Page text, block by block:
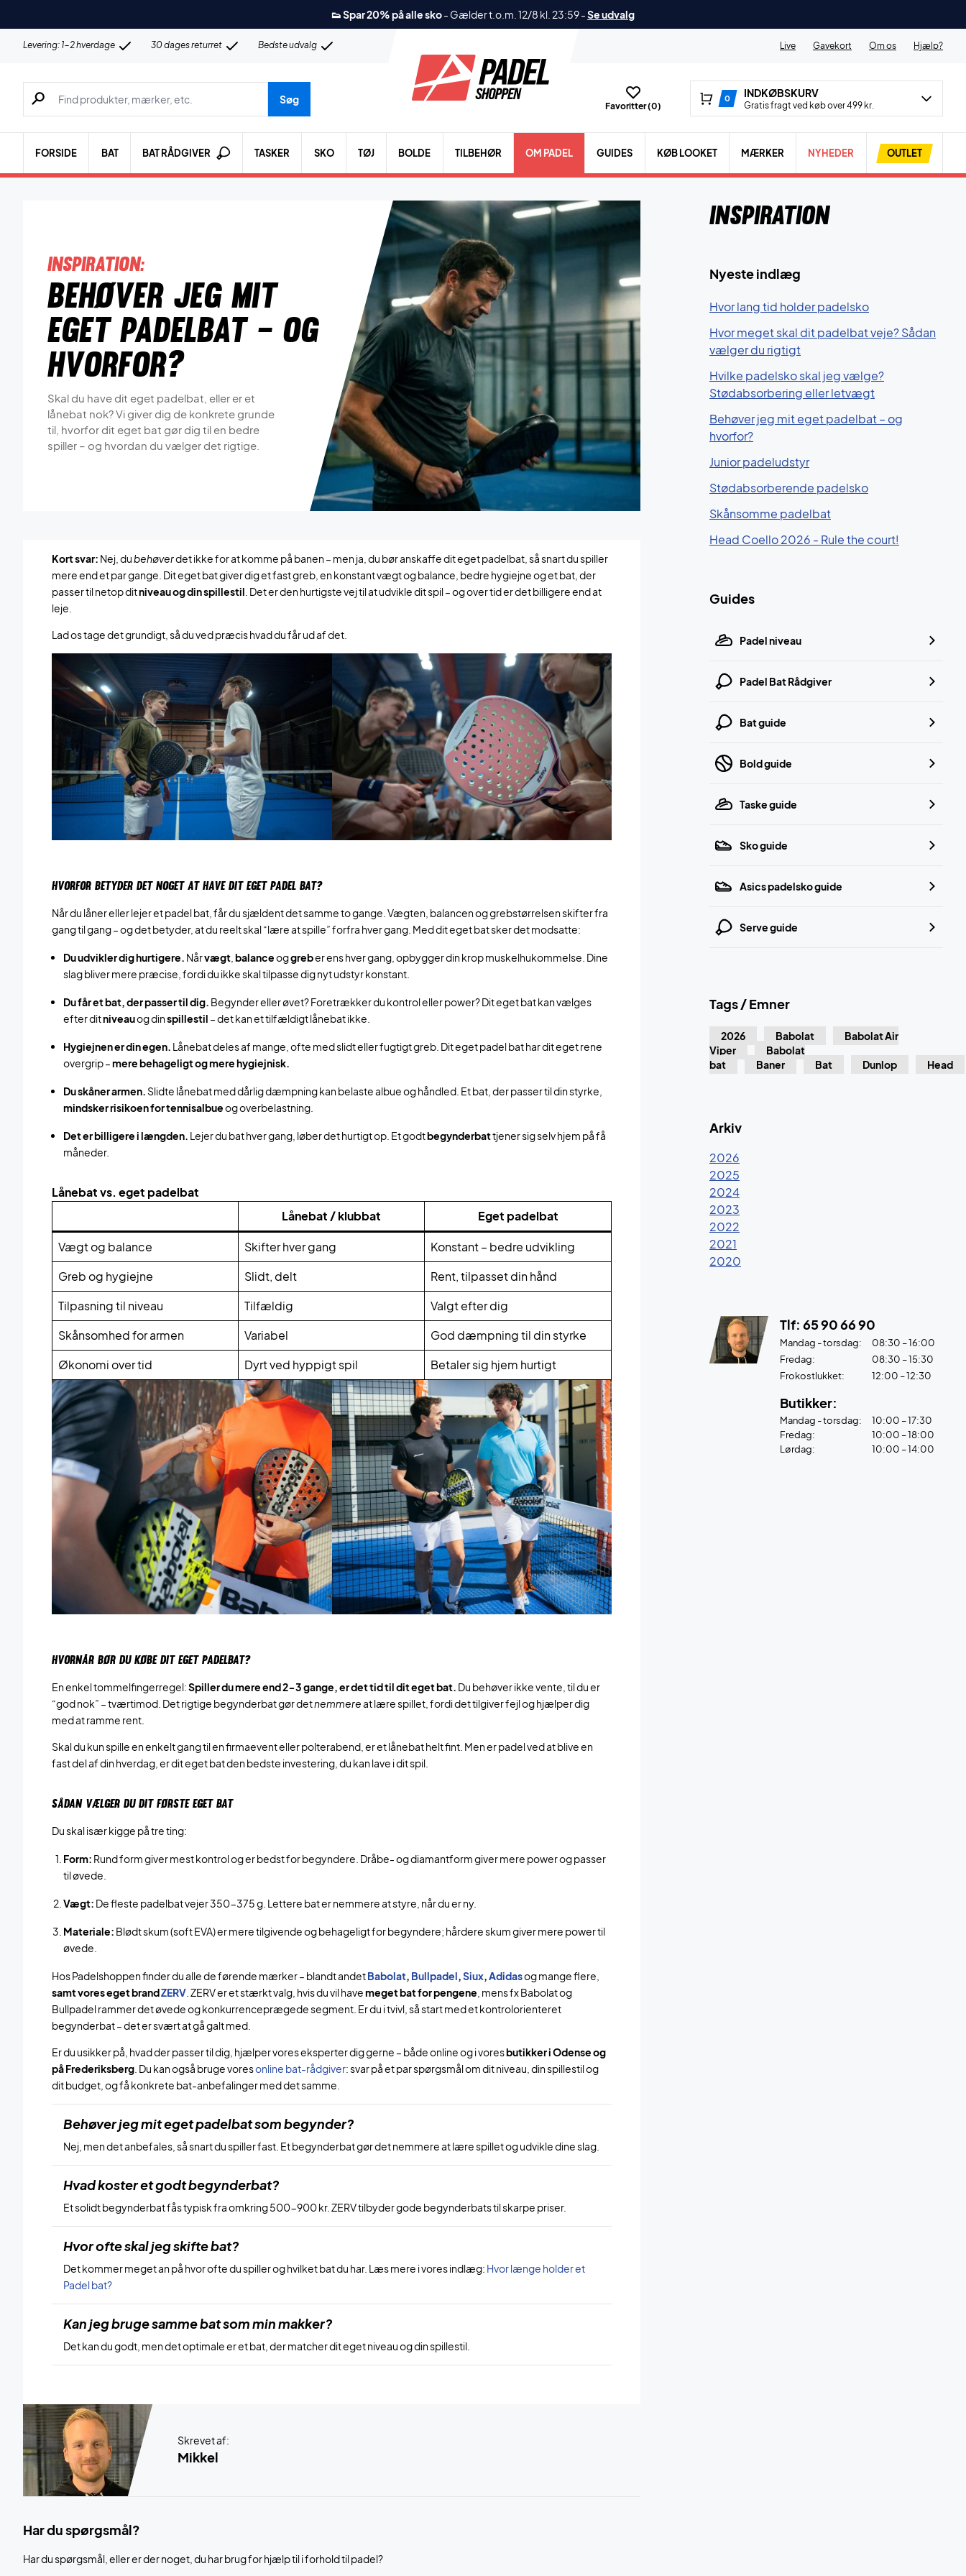
👟 Spar 20% på alle sko- Gælder t.o.m. 12/8 kl. 23:59-Se udvalg
Levering: 1-2 hverdage 30 dages returret Bedste udvalg Live Gavekort Om os Hjælp?
Søg efter produkter, mærker etc.
Søg
Favoritter (0)
0 INDKØBSKURV
Gratis fragt ved køb over 499 kr.
FORSIDE BAT BAT RÅDGIVER TASKER SKO TØJ BOLDE TILBEHØR OM PADEL GUIDES KØB LOOKET MÆRKER NYHEDER OUTLET
Inspiration:
Behøver jeg mit
eget padelbat – og
hvorfor?
Skal du have dit eget padelbat, eller er et
lånebat nok? Vi giver dig de konkrete grunde
til, hvorfor dit eget bat gør dig til en bedre
spiller – og hvordan du vælger det rigtige.
Kort svar: Nej, dubehøverdet ikke for at komme på banen – men ja, du bør anskaffe dit eget padelbat, så snart du spiller
mere end et par gange. Dit eget bat giver dig et fast greb, en konstant vægt og balance, bedre hygiejne og et bat, der
passer til netop ditniveau og din spillestil . Det er den hurtigste vej til at udvikle dit spil – og over tid er det billigere end at
leje.
Lad os tage det grundigt, så du ved præcis hvad du får ud af det.
HVORFOR BETYDER DET NOGET AT HAVE DIT EGET PADEL BAT?
Når du låner eller lejer et padel bat, får du sjældent det samme to gange. Vægten, balancen og grebstørrelsen skifter fra
gang til gang – og det betyder, at du reelt skal “lære at spille” forfra hver gang. Med dit eget bat sker det modsatte:
Du udvikler dig hurtigere. Nårvægt balanceoggreber ens hver gang, opbygger din krop muskelhukommelse. Dine
slag bliver mere præcise, fordi du ikke skal tilpasse dig nyt udstyr konstant.
Du får et bat, der passer til dig. Begynder eller øvet? Foretrækker du kontrol eller power? Dit eget bat kan vælges
efter ditniveauog dinspillestil – det kan et tilfældigt lånebat ikke.
Hygiejnen er din egen. Lånebat deles af mange, ofte med slidt eller fugtigt greb. Dit eget padel bat har dit eget rene
overgrip –mere behageligt og mere hygiejnisk.
Du skåner armen. Slidte lånebat med dårlig dæmpning kan belaste albue og håndled. Et bat, der passer til din styrke,
mindsker risikoen fortennisalbueog overbelastning.
Det er billigere i længden. Lejer du bat hver gang, løber det hurtigt op. Et godtbegynderbattjener sig selv hjem på få
måneder.
Lånebat vs. eget padelbat
Lånebat / klubbat
Eget padelbat
Vægt og balance Skifter hver gang
Konstant – bedre udvikling
Greb og hygiejne
Slidt, delt
Rent, tilpasset din hånd
Tilpasning til niveau
Tilfældig
Valgt efter dig
Skånsomhed for armen
Variabel
God dæmpning til din styrke
Økonomi over tid
Dyrt ved hyppigt spil Betaler sig hjem hurtigt
HVORNÅR BØR DU KØBE DIT EGET PADELBAT?
En enkel tommelfingerregel:Spiller du mere end 2-3 gange, er det tid til dit eget bat. Du behøver ikke vente, til du er
“god nok” – tværtimod. Det rigtige begynderbat gør detnemmereat lære spillet, fordi det tilgiver fejl og hjælper dig
med at ramme rent.
Skal du kun spille en enkelt gang til en firmaevent eller polterabend, er et lånebat helt fint. Men er padel ved at blive en
fast del af din hverdag, er dit eget bat den bedste investering, du kan lave i dit spil.
SÅDAN VÆLGER DU DIT FØRSTE EGET BAT
Du skal især kigge på tre ting:
Form: Rund form giver mest kontrol og er bedst for begyndere. Dråbe- og diamantform giver mere power og passer
til øvede.
Vægt: De fleste padelbat vejer 350-375 g. Lettere bater nemmere at styre, når du er ny.
Materiale: Blødt skum (soft EVA) er mere tilgivende og behageligt for begyndere; hårdere skum giver mere power til
øvede.
Hos Padelshoppen finder du alle de førende mærker – blandt andetBabolat, Bullpadel,Siux,Adidasog mange flere,
samt vores eget brandZERV . ZERV er et stærkt valg, hvis du vil havemeget bat for pengene , mens fx Babolat og
Bullpadel rammer det øvede og konkurrenceprægede segment. Er du i tvivl, så start med et kontrolorienteret
begynderbat – det er svært at gå galt med.
Er du usikker på, hvad der passer til dig, hjælper vores eksperter dig gerne – både online og i voresbutikker i Odense og
på Frederiksberg . Du kan også bruge voresonline bat-rådgiver: svar på et par spørgsmål om dit niveau, din spillestil og
dit budget, og få konkrete bat-anbefalinger med det samme.
Behøver jeg mit eget padelbat som begynder?
Nej, men det anbefales, så snart du spiller fast. Et begynderbat gør det nemmere at lære spillet og udvikle dine slag.
Hvad koster et godt begynderbat?
Et solidt begynderbat fås typisk fra omkring 500-900 kr. ZERV tilbyder gode begynderbats til skarpe priser.
Hvor ofte skal jeg skifte bat?
Det kommer meget an på hvor ofte du spiller og hvilket bat du har. Læs mere i vores indlæg: Hvor længe holder et
Padel bat?
Kan jeg bruge samme bat som min makker?
Det kan du godt, men det optimale er et bat, der matcher dit eget niveau og din spillestil.
Skrevet af:
Mikkel
Har du spørgsmål?
Har du spørgsmål, eller er der noget, du har brug for hjælp til i forhold til padel?
Inspiration
Nyeste indlæg
Hvor lang tid holder padelsko
Hvor meget skal dit padelbat veje? Sådan
vælger du rigtigt
Hvilke padelsko skal jeg vælge?
Stødabsorbering eller letvægt
Behøver jeg mit eget padelbat – og
hvorfor?
Junior padeludstyr
Stødabsorberende padelsko
Skånsomme padelbat
Head Coello 2026 - Rule the court!
Guides
Padel niveau
Padel Bat Rådgiver
Bat guide
Bold guide
Taske guide
Sko guide
Asics padelsko guide
Serve guide
Tags / Emner
2026 Babolat
Babolat Air
Viper
Babolat
bat
Baner Bat Dunlop Head
Arkiv
2026
2025
2024
2023
2022
2021
2020
Tlf: 65 90 66 90
Mandag - torsdag:
08:30 – 16:00
Fredag:
08:30 – 15:30
Frokostlukket:
12:00 – 12:30
Butikker:
Mandag - torsdag:
10:00 – 17:30
Fredag:
10:00 – 18:00
Lørdag:
10:00 – 14:00